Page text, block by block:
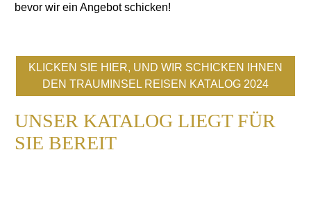
bevor wir ein Angebot schicken!
KLICKEN SIE HIER, UND WIR SCHICKEN IHNEN
DEN TRAUMINSEL REISEN KATALOG 2024
UNSER KATALOG LIEGT FÜR
SIE BEREIT